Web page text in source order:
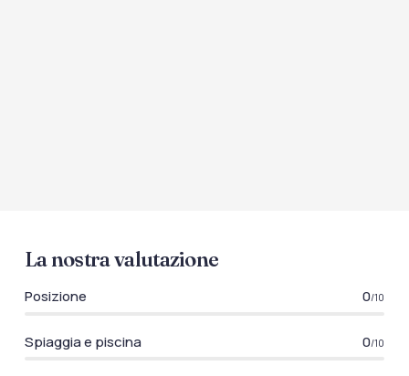
La nostra valutazione
Posizione 0/10
Spiaggia e piscina 0/10